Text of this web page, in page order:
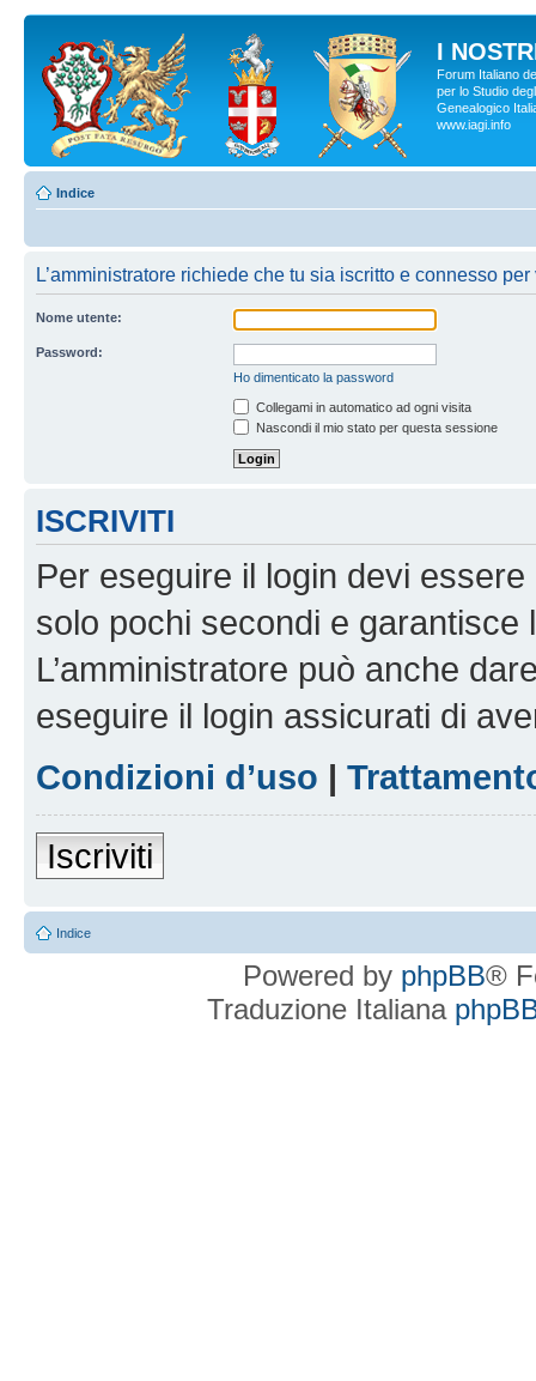
I
Forum Italiano
per lo Studio
Genealogico
www.iagi.info
Indice
L’amministratore richiede che tu sia iscritto e connesso
Nome utente:
Password:
Ho dimenticato la password
Collegami in automatico ad ogni visita
Nascondi il mio stato per questa sessione
ISCRIVITI
Per eseguire il login devi
solo pochi secondi e garantisce
L’amministratore può anche
eseguire il login assicurati di
Condizioni d’uso |
Iscriviti
Indice
Powered by phpBB®
Traduzione Italiana